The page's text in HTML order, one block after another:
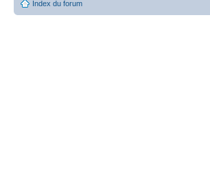
Index du forum